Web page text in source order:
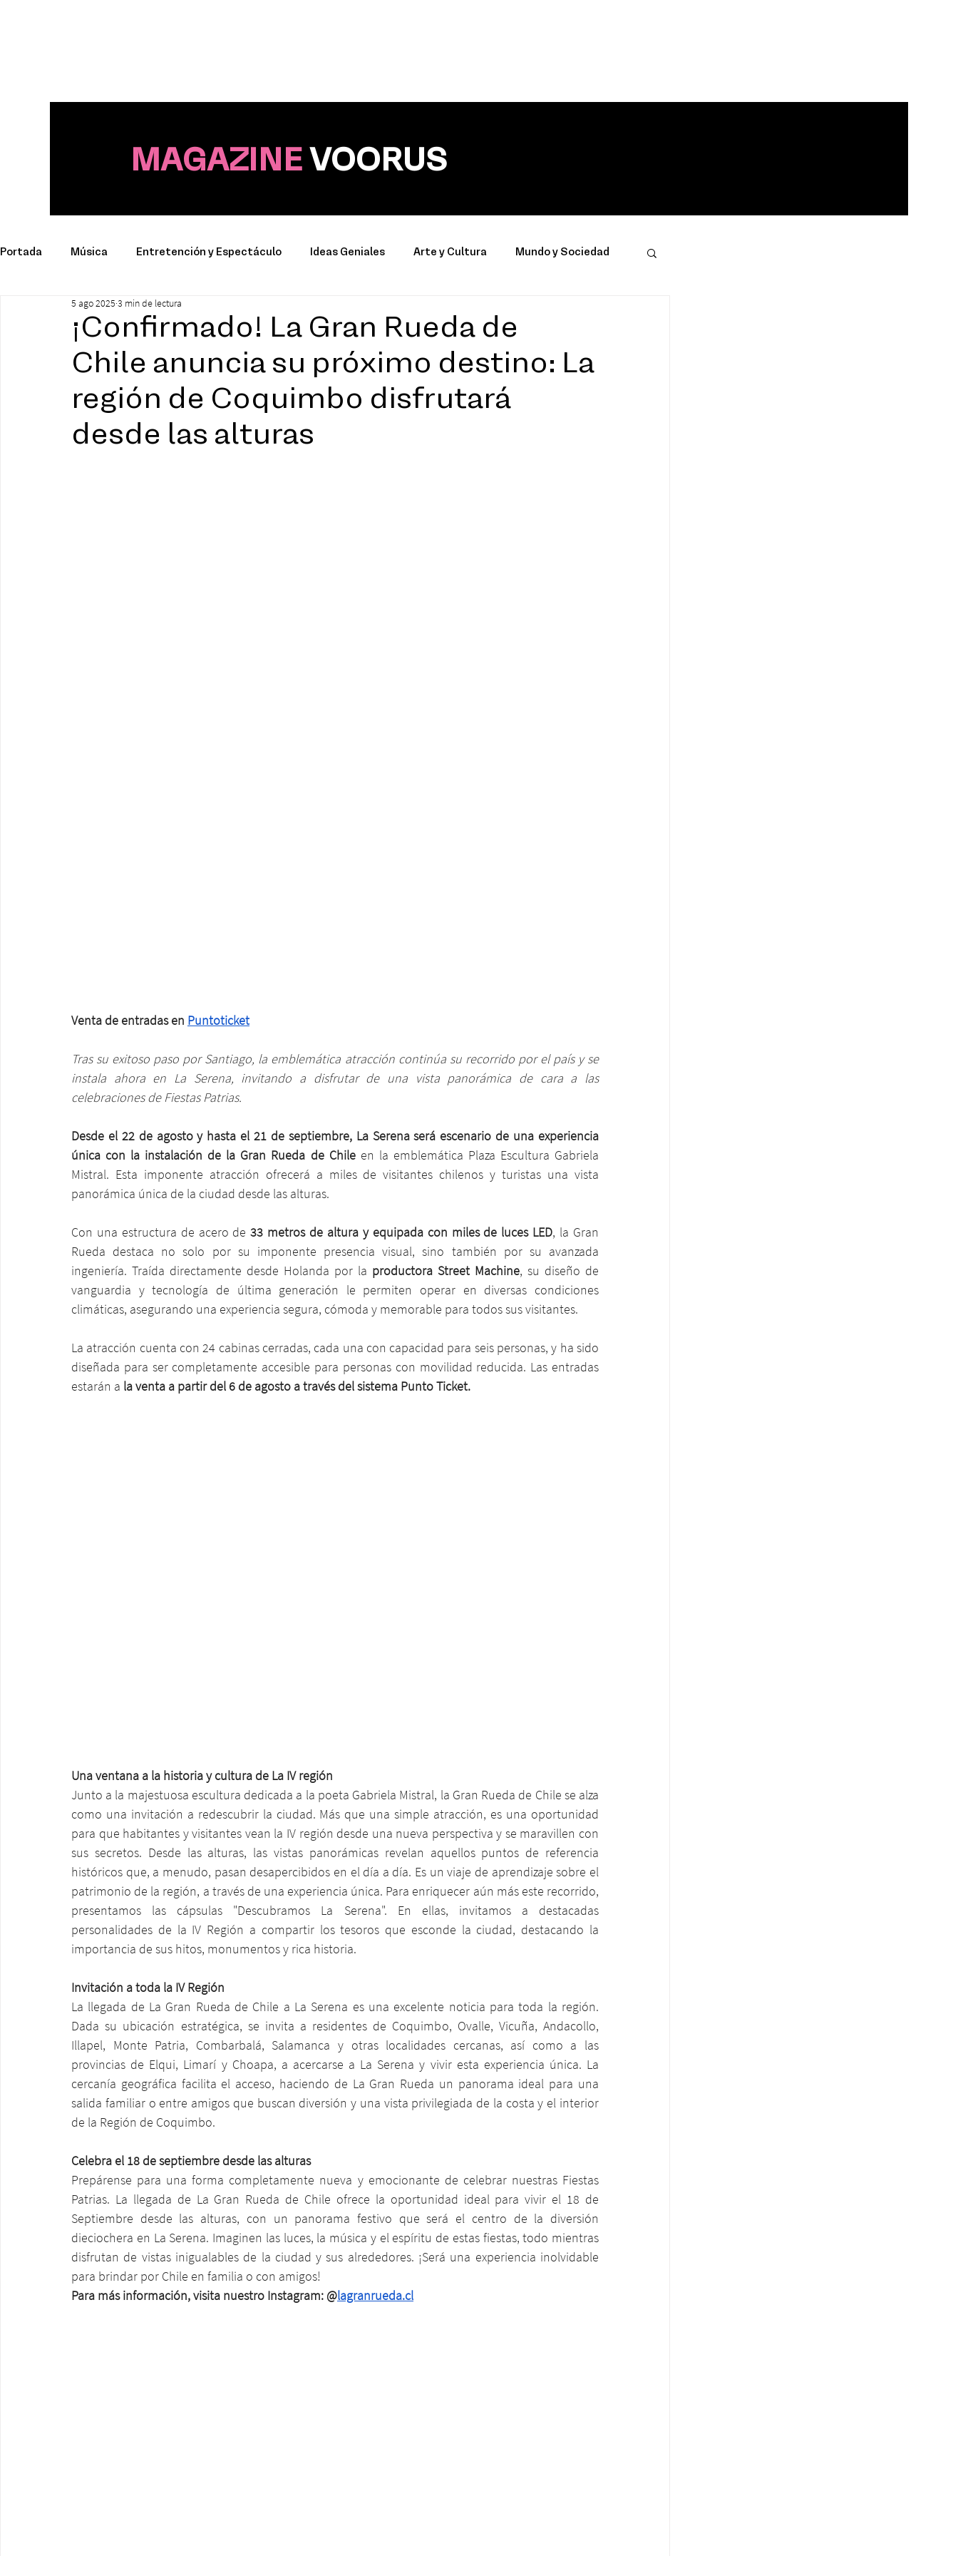
MAGAZINE VOORUS
Portada Música Entretención y Espectáculo Ideas Geniales Arte y Cultura Mundo y Sociedad
Productos y Marcas
¡Confirmado! La Gran Rueda de
Chile anuncia su próximo destino: La
región de Coquimbo disfrutará
desde las alturas
5 ago 2025 3 min de lectura
Venta de entradas en Puntoticket
Tras su exitoso paso por Santiago, la emblemática atracción continúa su recorrido por el país y se
instala ahora en La Serena, invitando a disfrutar de una vista panorámica de cara a las
celebraciones de Fiestas Patrias.
Desde el 22 de agosto y hasta el 21 de septiembre, La Serena será escenario de una experiencia
única con la instalación de la Gran Rueda de Chile en la emblemática Plaza Escultura Gabriela
Mistral. Esta imponente atracción ofrecerá a miles de visitantes chilenos y turistas una vista
panorámica única de la ciudad desde las alturas.
Con una estructura de acero de 33 metros de altura y equipada con miles de luces LED, la Gran
Rueda destaca no solo por su imponente presencia visual, sino también por su avanzada
ingeniería. Traída directamente desde Holanda por la productora Street Machine, su diseño de
vanguardia y tecnología de última generación le permiten operar en diversas condiciones
climáticas, asegurando una experiencia segura, cómoda y memorable para todos sus visitantes.
La atracción cuenta con 24 cabinas cerradas, cada una con capacidad para seis personas, y ha sido
diseñada para ser completamente accesible para personas con movilidad reducida. Las entradas
estarán a la venta a partir del 6 de agosto a través del sistema Punto Ticket.
Una ventana a la historia y cultura de La IV región
Junto a la majestuosa escultura dedicada a la poeta Gabriela Mistral, la Gran Rueda de Chile se alza
como una invitación a redescubrir la ciudad. Más que una simple atracción, es una oportunidad
para que habitantes y visitantes vean la IV región desde una nueva perspectiva y se maravillen con
sus secretos. Desde las alturas, las vistas panorámicas revelan aquellos puntos de referencia
históricos que, a menudo, pasan desapercibidos en el día a día. Es un viaje de aprendizaje sobre el
patrimonio de la región, a través de una experiencia única. Para enriquecer aún más este recorrido,
presentamos las cápsulas "Descubramos La Serena". En ellas, invitamos a destacadas
personalidades de la IV Región a compartir los tesoros que esconde la ciudad, destacando la
importancia de sus hitos, monumentos y rica historia.
Invitación a toda la IV Región
La llegada de La Gran Rueda de Chile a La Serena es una excelente noticia para toda la región.
Dada su ubicación estratégica, se invita a residentes de Coquimbo, Ovalle, Vicuña, Andacollo,
Illapel, Monte Patria, Combarbalá, Salamanca y otras localidades cercanas, así como a las
provincias de Elqui, Limarí y Choapa, a acercarse a La Serena y vivir esta experiencia única. La
cercanía geográfica facilita el acceso, haciendo de La Gran Rueda un panorama ideal para una
salida familiar o entre amigos que buscan diversión y una vista privilegiada de la costa y el interior
de la Región de Coquimbo.
Celebra el 18 de septiembre desde las alturas
Prepárense para una forma completamente nueva y emocionante de celebrar nuestras Fiestas
Patrias. La llegada de La Gran Rueda de Chile ofrece la oportunidad ideal para vivir el 18 de
Septiembre desde las alturas, con un panorama festivo que será el centro de la diversión
dieciochera en La Serena. Imaginen las luces, la música y el espíritu de estas fiestas, todo mientras
disfrutan de vistas inigualables de la ciudad y sus alrededores. ¡Será una experiencia inolvidable
para brindar por Chile en familia o con amigos!
Para más información, visita nuestro Instagram: @lagranrueda.cl